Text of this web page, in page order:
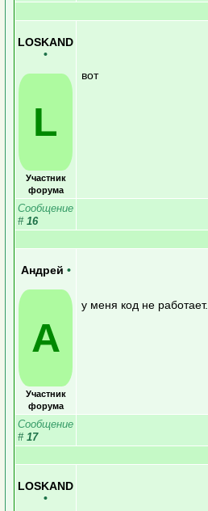
LOSKAND
•
L
Участник
форума
вот
Сообщение
# 16
Андрей •
А
Участник
форума
у меня код не работает.
Сообщение
# 17
LOSKAND
•